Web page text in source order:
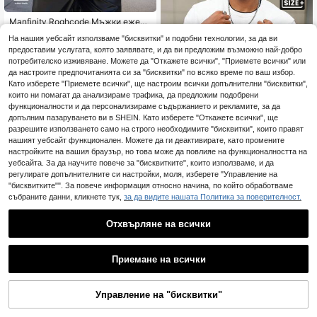
Manfinity Roghcode Мъжки ежедн
дълъг ръкав с графични детайли
24.22€
ръкав и половин цип, есен/зима,
Остава 9
вер с цветни блокове, мъжки зел
ен пуловер, мъжки зимен пулове
р, за есен
EU Warehouse
Calvornis Мъжки пул
овер с дълъг ръкав, едноцветен,
пачуърк деколте, ежедневен, цве
тни блокове, градски, мъжки раир
н/зима
Остава 2
18.99€
1
На нашия уебсайт използваме "бисквитки" и подобни технологии, за да ви
предоставим услугата, която заявявате, и да ви предложим възможно най-добро
потребителско изживяване. Можете да "Откажете всички", "Приемете всички" или
да настроите предпочитанията си за "бисквитки" по всяко време по ваш избор.
Като изберете "Приемете всички", ще настроим всички допълнителни "бисквитки",
които ни помагат да анализираме трафика, да предложим подобрени
функционалности и да персонализираме съдържанието и рекламите, за да
допълним пазаруването ви в SHEIN. Като изберете "Откажете всички", ще
разрешите използването само на строго необходимите "бисквитки", които правят
нашият уебсайт функционален. Можете да ги деактивирате, като промените
настройките на вашия браузър, но това може да повлияе на функционалността на
уебсайта. За да научите повече за "бисквитките", които използваме, и да
регулирате допълнителните си настройки, моля, изберете "Управление на
"бисквитките"". За повече информация относно начина, по който обработваме
събраните данни, кликнете тук, за да видите нашата Политика за поверителност.
Отхвърляне на всички
Приемане на всички
Управление на "бисквитки"